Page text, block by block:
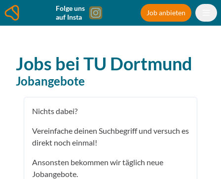
Folge uns
auf Insta
Job anbieten
Jobs bei TU Dortmund
Jobangebote
Nichts dabei?
Vereinfache deinen Suchbegriff und versuch es
direkt noch einmal!
Ansonsten bekommen wir täglich neue
Jobangebote.